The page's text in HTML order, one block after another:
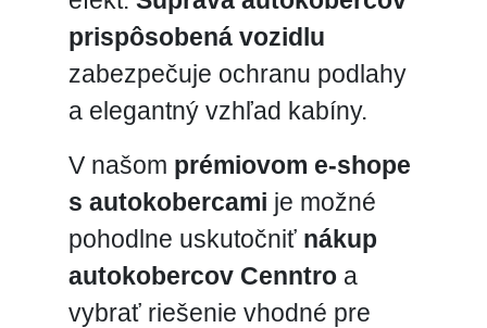
prispôsobená vozidlu
zabezpečuje ochranu podlahy
a elegantný vzhľad kabíny.
V našom prémiovom e-shope
s autokobercami je možné
pohodlne uskutočniť nákup
autokobercov Cenntroa
vybrať riešenie vhodné pre